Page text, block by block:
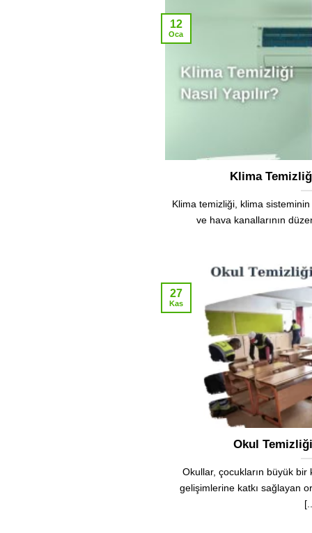
Klima
Klima temizliği, klima
ve hava kanallarının
12
Oca
Okul Temizliği
Okullar, çocukların büyük bir
gelişimlerine katkı sağlayan
27
Kas